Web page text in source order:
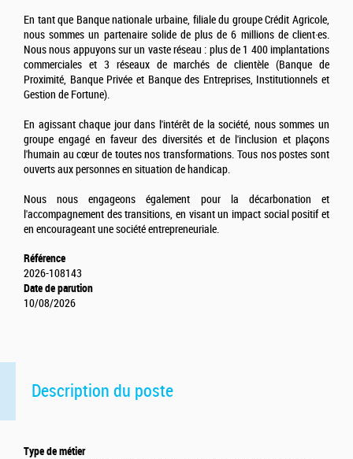
Description du poste
Type de métier
En tant que Banque nationale urbaine, filiale du groupe Crédit Agricole,
nous sommes un partenaire solide de plus de 6 millions de client·es.
Nous nous appuyons sur un vaste réseau : plus de 1 400 implantations
commerciales et 3 réseaux de marchés de clientèle (Banque de
Proximité, Banque Privée et Banque des Entreprises, Institutionnels et
Gestion de Fortune).
En agissant chaque jour dans l'intérêt de la société, nous sommes un
groupe engagé en faveur des diversités et de l'inclusion et plaçons
l'humain au cœur de toutes nos transformations. Tous nos postes sont
ouverts aux personnes en situation de handicap.
Nous nous engageons également pour la décarbonation et
l'accompagnement des transitions, en visant un impact social positif et
en encourageant une société entrepreneuriale.
Référence
2026-108143
Date de parution
10/08/2026